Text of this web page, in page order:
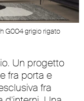
G004 grigio rigato
Un progetto
fra porta e
fra